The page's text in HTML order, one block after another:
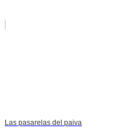
Las pasarelas del paiva